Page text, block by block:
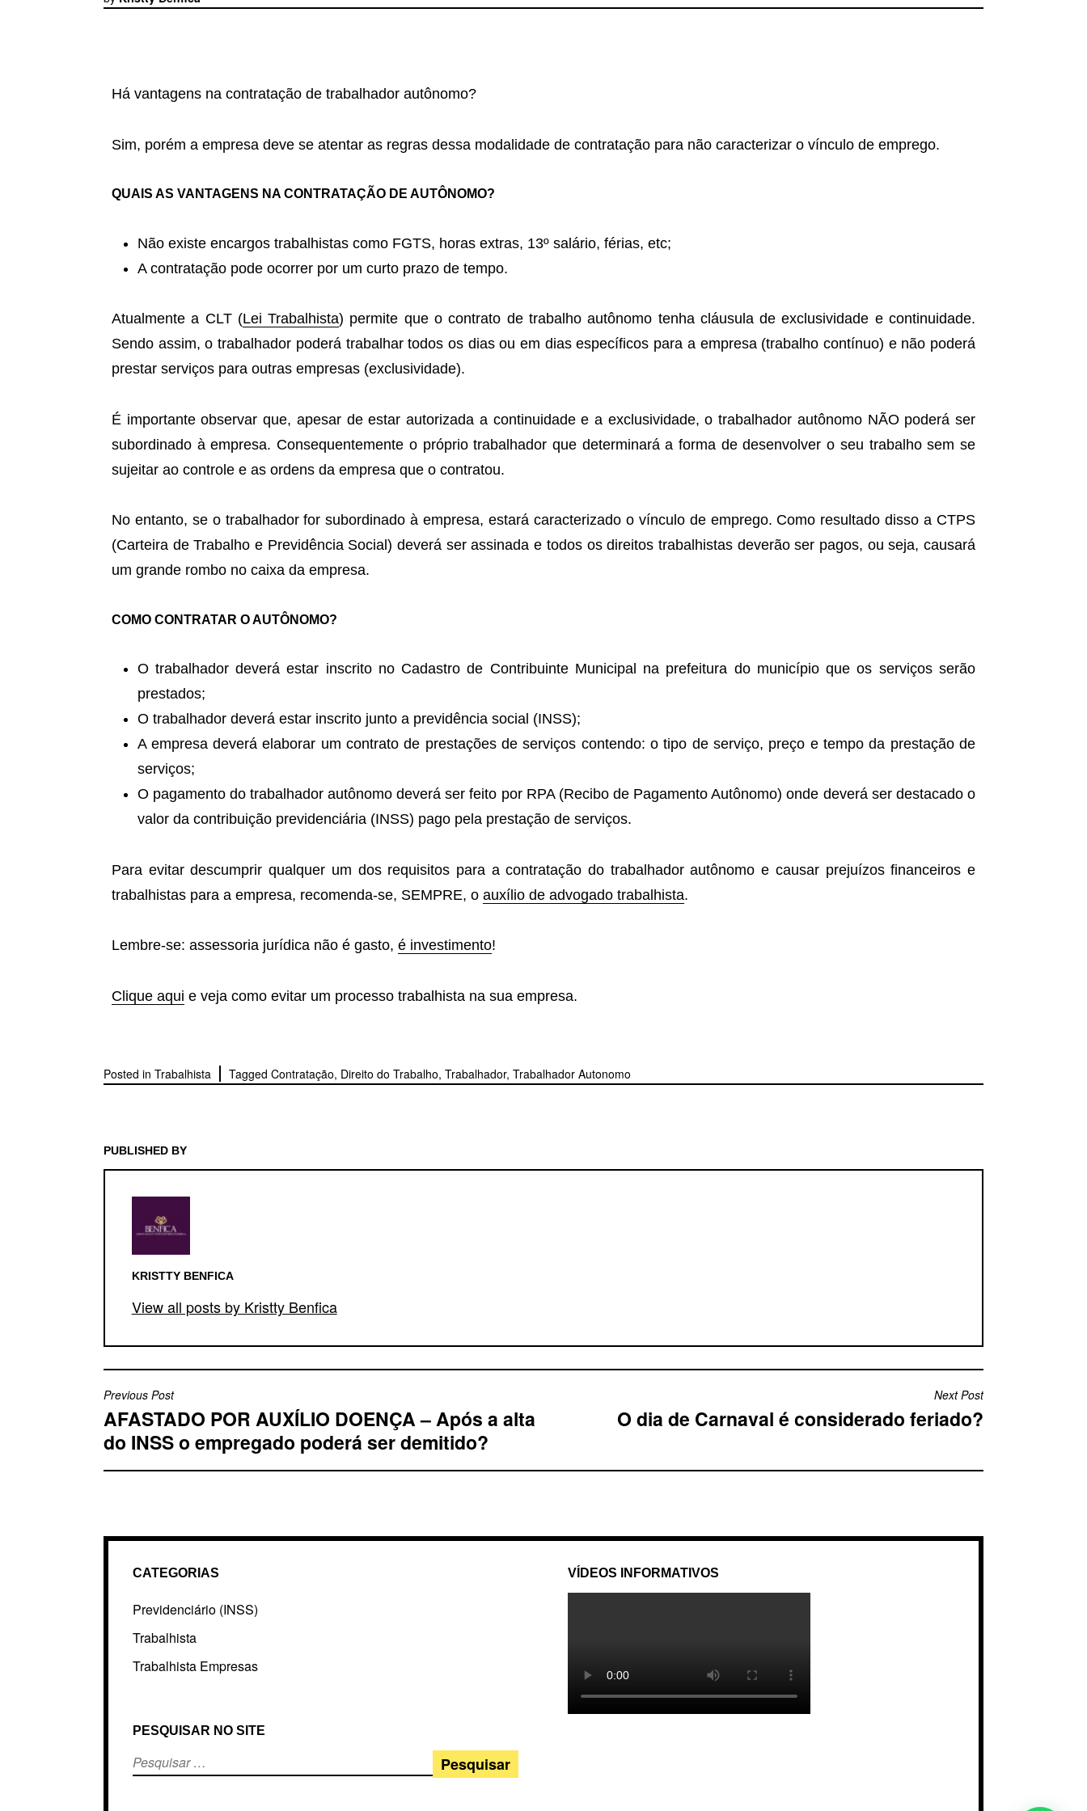
Há vantagens na contratação de trabalhador autônomo?
Sim, porém a empresa deve se atentar as regras dessa modalidade de contratação para não caracterizar o vínculo de emprego.
QUAIS AS VANTAGENS NA CONTRATAÇÃO DE AUTÔNOMO?
Não existe encargos trabalhistas como FGTS, horas extras, 13º salário, férias, etc;
A contratação pode ocorrer por um curto prazo de tempo.
Atualmente a CLT (Lei Trabalhista) permite que o contrato de trabalho autônomo tenha cláusula de exclusividade e continuidade.
Sendo assim, o trabalhador poderá trabalhar todos os dias ou em dias específicos para a empresa (trabalho contínuo) e não poderá
prestar serviços para outras empresas (exclusividade).
É importante observar que, apesar de estar autorizada a continuidade e a exclusividade, o trabalhador autônomo NÃO poderá ser
subordinado à empresa. Consequentemente o próprio trabalhador que determinará a forma de desenvolver o seu trabalho sem se
sujeitar ao controle e as ordens da empresa que o contratou.
No entanto, se o trabalhador for subordinado à empresa, estará caracterizado o vínculo de emprego. Como resultado disso a CTPS
(Carteira de Trabalho e Previdência Social) deverá ser assinada e todos os direitos trabalhistas deverão ser pagos, ou seja, causará
um grande rombo no caixa da empresa.
COMO CONTRATAR O AUTÔNOMO?
O trabalhador deverá estar inscrito no Cadastro de Contribuinte Municipal na prefeitura do município que os serviços serão
prestados;
O trabalhador deverá estar inscrito junto a previdência social (INSS);
A empresa deverá elaborar um contrato de prestações de serviços contendo: o tipo de serviço, preço e tempo da prestação de
serviços;
O pagamento do trabalhador autônomo deverá ser feito por RPA (Recibo de Pagamento Autônomo) onde deverá ser destacado o
valor da contribuição previdenciária (INSS) pago pela prestação de serviços.
Para evitar descumprir qualquer um dos requisitos para a contratação do trabalhador autônomo e causar prejuízos financeiros e
trabalhistas para a empresa, recomenda-se, SEMPRE, o auxílio de advogado trabalhista.
Lembre-se: assessoria jurídica não é gasto, é investimento!
Clique aqui e veja como evitar um processo trabalhista na sua empresa.
Posted in Trabalhista Tagged Contratação, Direito do Trabalho, Trabalhador, Trabalhador Autonomo
PUBLISHED BY
KRISTTY BENFICA
View all posts by Kristty Benfica
Previous Post
AFASTADO POR AUXÍLIO DOENÇA – Após a alta
do INSS o empregado poderá ser demitido?
Next Post
O dia de Carnaval é considerado feriado?
CATEGORIAS
Previdenciário (INSS)
Trabalhista
Trabalhista Empresas
PESQUISAR NO SITE
VÍDEOS INFORMATIVOS